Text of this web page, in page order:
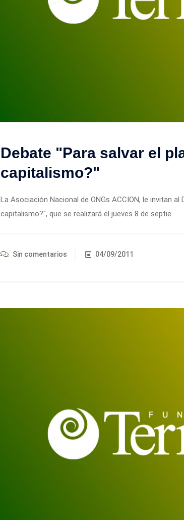
Debate "Para salvar el
capitalismo?"
La Asociación Nacional de ONGs ACCION, le invitan
capitalismo?", que se realizará el jueves 8 de septie
Sin comentarios 04/09/2011